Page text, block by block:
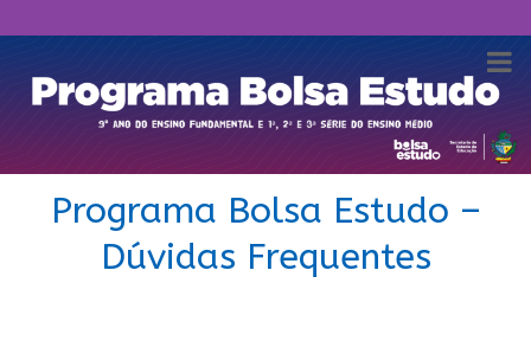
Programa Bolsa Estudo –
Dúvidas Frequentes